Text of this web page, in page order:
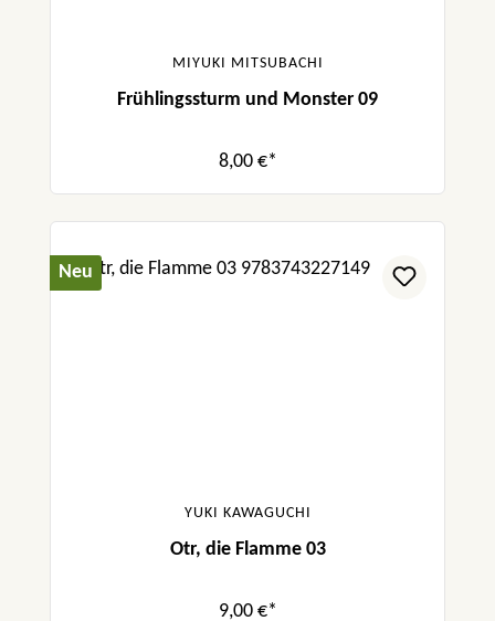
MIYUKI MITSUBACHI
Frühlingssturm und Monster 09
8,00 €*
Neu
YUKI KAWAGUCHI
Otr, die Flamme 03
9,00 €*